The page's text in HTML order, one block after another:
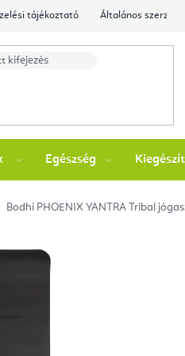
tájékoztató Általános
Egészség
Bodhi PHOENIX YANTRA Tribal